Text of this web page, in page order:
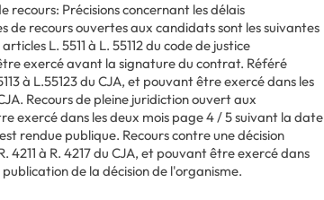
recours: Précisions concernant les délais
de recours ouvertes aux candidats sont les suivantes
L. 5511 à L. 55112 du code de justice
exercé avant la signature du contrat. Référé
à L.55123 du CJA, et pouvant être exercé dans les
Recours de pleine juridiction ouvert aux
exercé dans les deux mois page 4 / 5 suivant la date
rendue publique. Recours contre une décision
à R. 4217 du CJA, et pouvant être exercé dans
de la décision de l'organisme.